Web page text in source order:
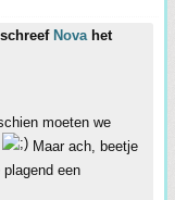
schreef Novahet
moeten we
Maar ach, beetje
een